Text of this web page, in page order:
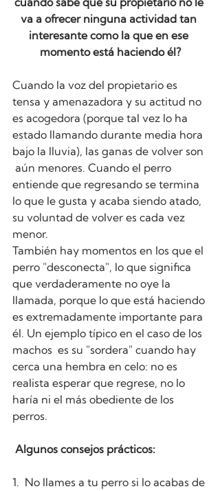
va a ofrecer ninguna actividad tan
interesante como la que en ese
momento está haciendo él?
Cuando la voz del propietario es
tensa y amenazadora y su actitud no
es acogedora (porque tal vez lo ha
estado llamando durante media hora
bajo la lluvia), las ganas de volver son
aún menores. Cuando el perro
entiende que regresando se termina
lo que le gusta y acaba siendo atado,
su voluntad de volver es cada vez
menor.
También hay momentos en los que el
perro "desconecta", lo que significa
que verdaderamente no oye la
llamada, porque lo que está haciendo
es extremadamente importante para
él. Un ejemplo típico en el caso de los
machos  es su "sordera" cuando hay
cerca una hembra en celo: no es
realista esperar que regrese, no lo
haría ni el más obediente de los
perros.
Algunos consejos prácticos:
1.  No llames a tu perro si lo acabas de